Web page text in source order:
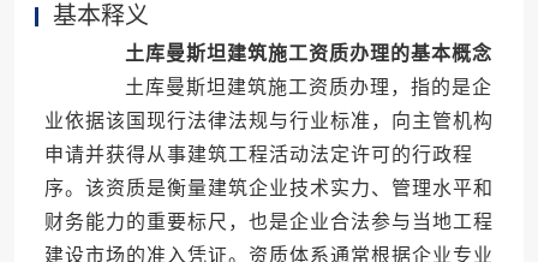
基本释义
土库曼斯坦建筑施工资质办理的基本概念
土库曼斯坦建筑施工资质办理，指的是企
业依据该国现行法律法规与行业标准，向主管机构
申请并获得从事建筑工程活动法定许可的行政程
序。该资质是衡量建筑企业技术实力、管理水平和
财务能力的重要标尺，也是企业合法参与当地工程
建设市场的准入凭证。资质体系通常根据企业专业